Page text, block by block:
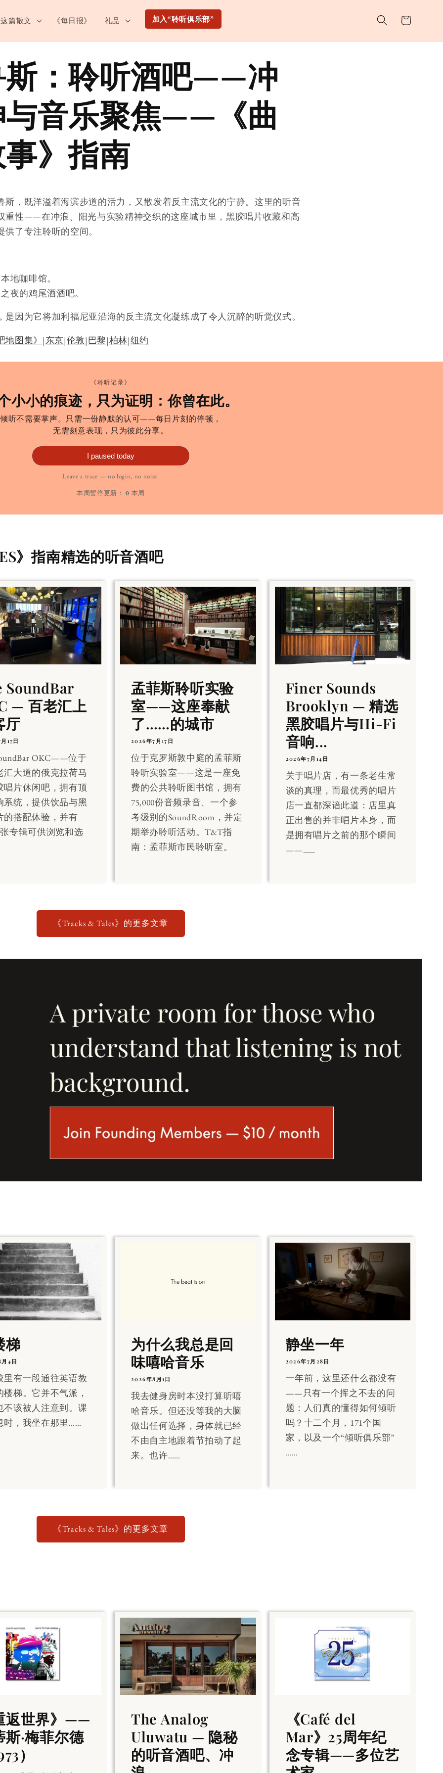
这篇散文 《每日报》 礼品 加入“聆听俱乐部”
物
斯：聆听酒吧——冲
与音乐聚焦——《曲
》指南
斯，既洋溢着海滨步道的活力，又散发着反主流文化的宁静。这里的听音
重性——在冲浪、阳光与实验精神交织的这座城市里，黑胶唱片收藏和高
了专注聆听的空间。
地咖啡馆。
夜的鸡尾酒酒吧。
是因为它将加利福尼亚沿海的反主流文化凝练成了令人沉醉的听觉仪式。
图集》 |东京|伦敦|巴黎|柏林|纽约
《聆听记录》
小小的痕迹，只为证明：你曾在此。
倾听不需要掌声。只需一份静默的认可——每日片刻的停顿，
无需刻意表现，只为彼此分享。
I paused today
Leave a trace — no login, no noise.
本周暂停更新： 0 本周
》指南精选的听音酒吧
SoundBar
— 百老汇上
厅
17日
OKC——位于
汇大道的俄克拉荷马
唱片休闲吧，拥有顶
系统，提供饮品与黑
的搭配体验，并有
张专辑可供浏览和选
孟菲斯聆听实验
室——这座奉献
了……的城市
2026年7月17日
位于克罗斯敦中庭的孟菲斯
聆听实验室——这是一座免
费的公共聆听图书馆，拥有
75,000份音频录音、一个参
考级别的SoundRoom，并定
期举办聆听活动。T&T指
南：孟菲斯市民聆听室。
Finer Sounds
Brooklyn — 精选
黑胶唱片与Hi-Fi
音响...
2026年7月14日
关于唱片店，有一条老生常
谈的真理，而最优秀的唱片
店一直都深谙此道：店里真
正出售的并非唱片本身，而
是拥有唱片之前的那个瞬间
——……
《Tracks & Tales》的更多文章
梯
4日
里有一段通往英语教
楼梯。它并不气派，
不该被人注意到。课
时，我坐在那里……
为什么我总是回
味嘻哈音乐
2026年8月1日
我去健身房时本没打算听嘻
哈音乐。但还没等我的大脑
做出任何选择，身体就已经
不由自主地跟着节拍动了起
来。也许……
静坐一年
2026年7月28日
一年前，这里还什么都没有
——只有一个挥之不去的问
题：人们真的懂得如何倾听
吗？十二个月，171个国
家，以及一个“倾听俱乐部”
……
《Tracks & Tales》的更多文章
返世界》——
斯·梅菲尔德
）
The Analog
Uluwatu — 隐秘
的听音酒吧、冲
《Café del
Mar》25周年纪
念专辑——多位艺